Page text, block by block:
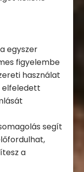
egyszer
figyelembe
használat
elfeledett
segít
a